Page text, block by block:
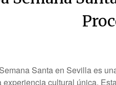
Santa en Sevilla es
experiencia cultural única.